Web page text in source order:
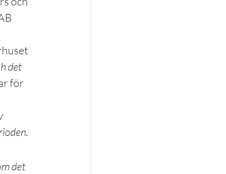
det
för
det